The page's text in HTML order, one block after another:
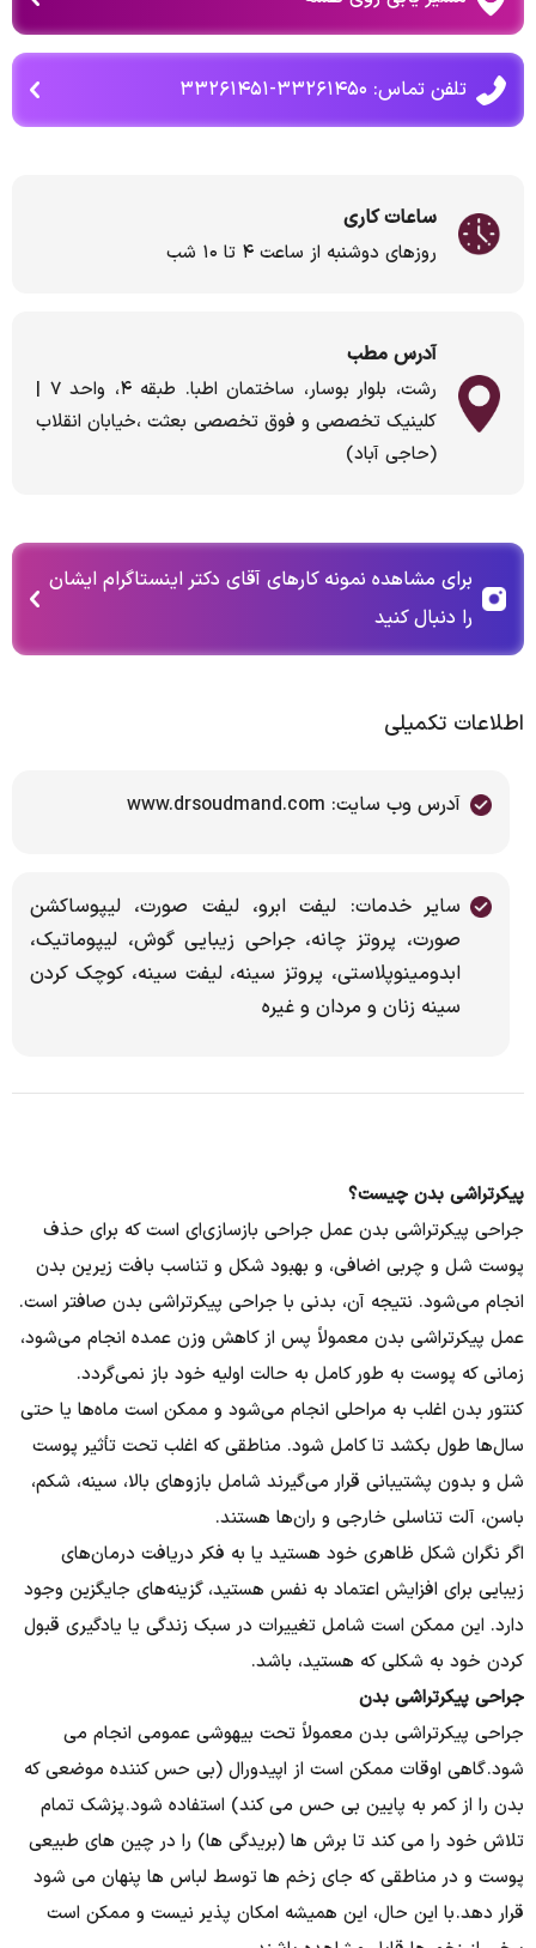
تلفن تماس: ۳۳۲۶۱۴۵۰-۳۳۲۶۱۴۵۱
ساعات کاری
روزهای دوشنبه از ساعت ۴ تا ۱۰ شب
آدرس مطب
رشت، بلوار بوسار، ساختمان اطبا. طبقه ۴، واحد ۷ |
کلینیک تخصصی و فوق تخصصی بعثت ،خیابان انقلاب
(حاجی آباد)
برای مشاهده نمونه کارهای آقای دکتر اینستاگرام ایشان
را دنبال کنید
اطلاعات تکمیلی
آدرس وب سایت: www.drsoudmand.com
سایر خدمات: ‌لیفت ابرو، لیفت صورت، لیپوساکشن
صورت، پروتز چانه، جراحی زیبایی گوش، لیپوماتیک،
ابدومینوپلاستی، پروتز سینه، لیفت سینه، کوچک کردن
سینه زنان و مردان و غیره
پیکرتراشی بدن چیست؟
جراحی پیکرتراشی بدن عمل جراحی بازسازی‌ای است که برای حذف
پوست شل و چربی اضافی، و بهبود شکل و تناسب بافت زیرین بدن
انجام می‌شود. نتیجه آن، بدنی با جراحی پیکرتراشی بدن صافتر است.
عمل پیکرتراشی بدن معمولاً پس از کاهش وزن عمده انجام می‌شود،
زمانی که پوست به طور کامل به حالت اولیه خود باز نمی‌گردد.
کنتور بدن اغلب به مراحلی انجام می‌شود و ممکن است ماه‌ها یا حتی
سال‌ها طول بکشد تا کامل شود. مناطقی که اغلب تحت تأثیر پوست
شل و بدون پشتیبانی قرار می‌گیرند شامل بازوهای بالا، سینه، شکم،
باسن، آلت تناسلی خارجی و ران‌ها هستند.
اگر نگران شکل ظاهری خود هستید یا به فکر دریافت درمان‌های
زیبایی برای افزایش اعتماد به نفس هستید، گزینه‌های جایگزین وجود
دارد. این ممکن است شامل تغییرات در سبک زندگی یا یادگیری قبول
کردن خود به شکلی که هستید، باشد.
جراحی پیکرتراشی بدن
جراحی پیکرتراشی بدن معمولاً تحت بیهوشی عمومی انجام می
شود. گاهی اوقات ممکن است از اپیدورال (بی حس کننده موضعی که
بدن را از کمر به پایین بی حس می کند) استفاده شود. پزشک تمام
تلاش خود را می کند تا برش ها (بریدگی ها) را در چین های طبیعی
پوست و در مناطقی که جای زخم ها توسط لباس ها پنهان می شود
قرار دهد. با این حال، این همیشه امکان پذیر نیست و ممکن است